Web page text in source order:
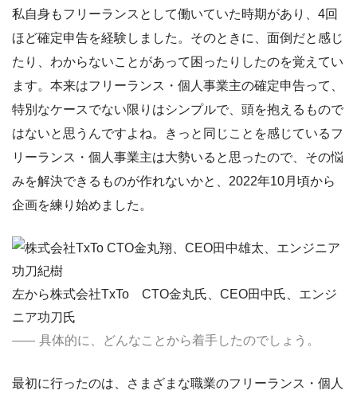
私自身もフリーランスとして働いていた時期があり、4回
ほど確定申告を経験しました。そのときに、面倒だと感じ
たり、わからないことがあって困ったりしたのを覚えてい
ます。本来はフリーランス・個人事業主の確定申告って、
特別なケースでない限りはシンプルで、頭を抱えるもので
はないと思うんですよね。きっと同じことを感じているフ
リーランス・個人事業主は大勢いると思ったので、その悩
みを解決できるものが作れないかと、2022年10月頃から
企画を練り始めました。
左から株式会社TxTo CTO金丸氏、CEO田中氏、エンジ
ニア功刀氏
具体的に、どんなことから着手したのでしょう。
最初に行ったのは、さまざまな職業のフリーランス・個人